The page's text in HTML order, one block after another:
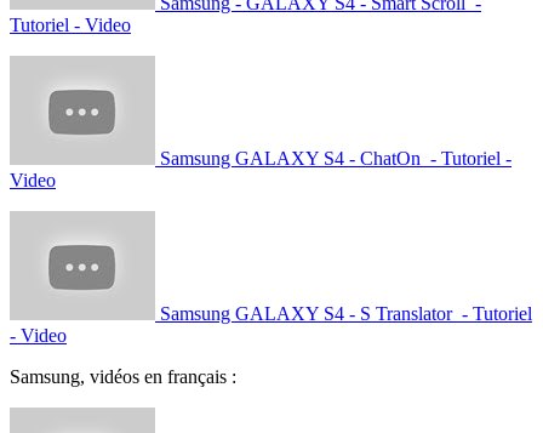
Samsung- GALAXY S4 - Air Gesture -
Tutoriel - Video
Samsung- GALAXY S4 - Lecteur optique -
Tutoriel - Video
Samsung - GALAXY S4 - Smart Scroll -
Tutoriel - Video